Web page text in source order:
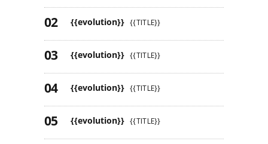
{{evolution}} {{TITLE}}
{{evolution}} {{TITLE}}
{{evolution}} {{TITLE}}
{{evolution}} {{TITLE}}